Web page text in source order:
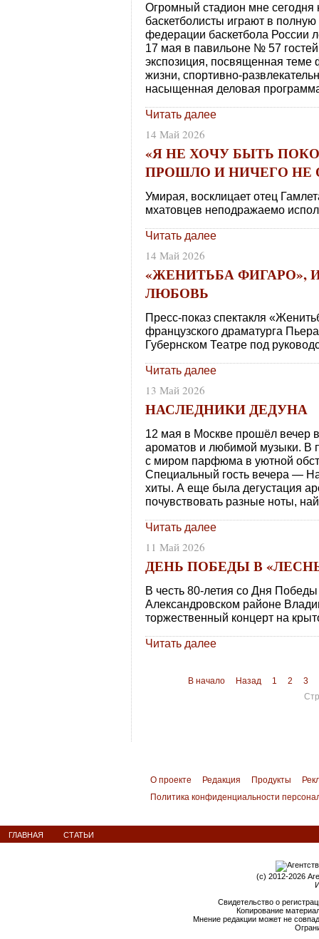
Огромный стадион мне
баскетболисты играют в
федерации баскетбола России
17 мая в павильоне № 57
экспозиция, посвященная теме
жизни, спортивно-
насыщенная деловая
Читать далее
14 Май 2026
«Я НЕ ХОЧУ БЫТЬ
ПРОШЛО И НИЧЕГО НЕ
Умирая, восклицает отец
мхатовцев неподражаемо
Читать далее
14 Май 2026
«ЖЕНИТЬБА
ЛЮБОВЬ
Пресс-показ спектакля
французского драматурга
Губернском Театре под
Читать далее
13 Май 2026
НАСЛЕДНИКИ ДЕДУНА
12 мая в Москве прошёл вечер
ароматов и любимой музыки. В
с миром парфюма в уютной
Специальный гость вечера —
хиты. А еще была дегустация
почувствовать разные ноты,
Читать далее
11 Май 2026
ДЕНЬ ПОБЕДЫ В
В честь 80-летия со Дня
Александровском районе
торжественный концерт на
Читать далее
В начало Назад 1 2
3
О проекте Редакция Продукты
Политика конфиденциальности
ГЛАВНАЯ СТАТЬИ
(c) 2012-2026
Свидетельство о
Копирование
Мнение редакции может не